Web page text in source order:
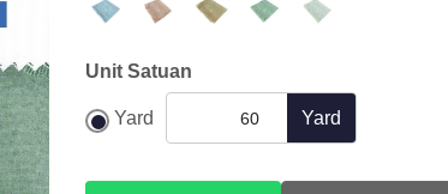
Unit Satuan
Yard Yard